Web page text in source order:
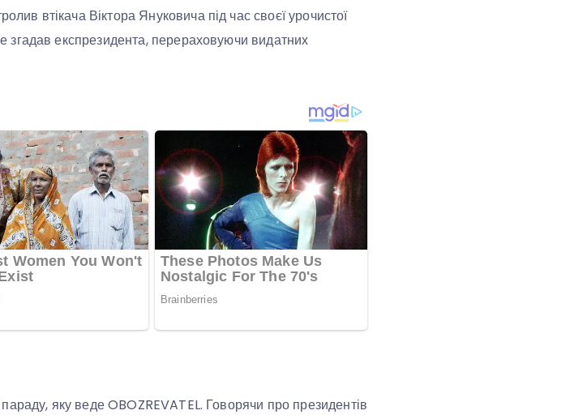
втікача Віктора Януковича під час своєї урочистої
експрезидента, перераховуючи видатних
яку веде OBOZREVATEL. Говорячи про президентів